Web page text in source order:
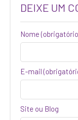
DEIXE UM
Nome
E-mail
Site ou Blog